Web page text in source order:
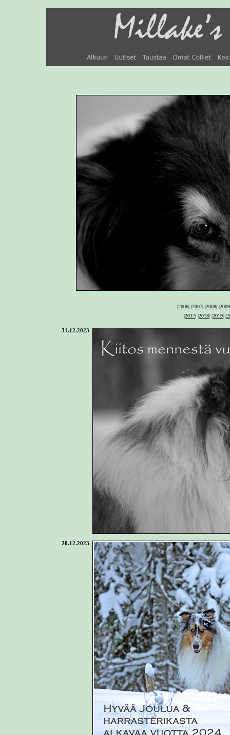
|2006| |2007| |2008| |2009
|2017| |2018| |2019| |
31.12.2023
20.12.2023